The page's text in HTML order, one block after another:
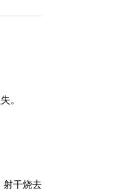
。
射干烧去